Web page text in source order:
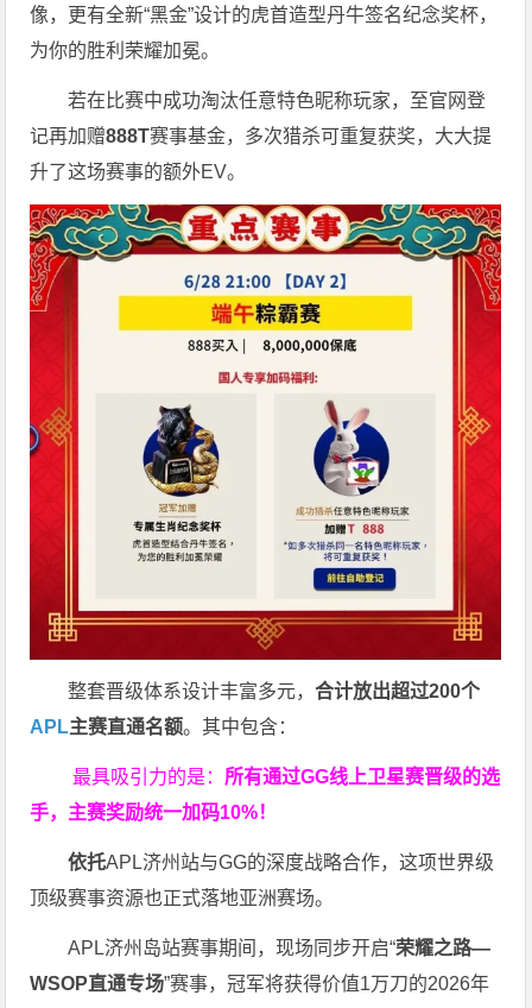
像，更有全新“黑金”设计的虎首造型丹牛签名纪念奖杯，
为你的胜利荣耀加冕。
若在比赛中成功淘汰任意特色昵称玩家，至官网登
记再加赠888T赛事基金，多次猎杀可重复获奖，大大提
升了这场赛事的额外EV。
整套晋级体系设计丰富多元，合计放出超过200个
APL主赛直通名额。其中包含：
最具吸引力的是： 所有通过GG线上卫星赛晋级的选
手，主赛奖励统一加码10%！
依托APL济州站与GG的深度战略合作，这项世界级
顶级赛事资源也正式落地亚洲赛场。
APL济州岛站赛事期间，现场同步开启“荣耀之路—
WSOP直通专场”赛事，冠军将获得价值1万刀的2026年